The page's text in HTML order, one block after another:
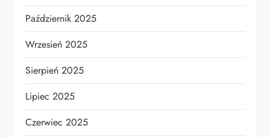
Październik 2025
Wrzesień 2025
Sierpień 2025
Lipiec 2025
Czerwiec 2025